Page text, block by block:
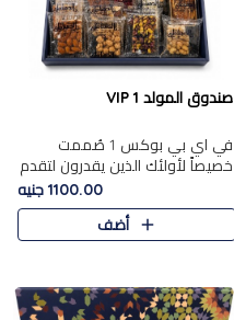
صندوق المولد VIP 1
في اي بي بوكس 1 صُممت
خصيصاً لأولئك الذين يقدرون لتقدم
تجربة استثنائية بوكس تجمع بين
أفخر حلويات المولد المصري مع
تشكيلة مختارة من الأصناف ..
1100.00 جنيه
أضف